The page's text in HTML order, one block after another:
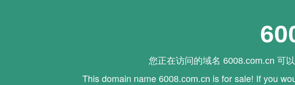
您正在访问的域名 6008.com.cn 可
This domain name 6008.com.cn is for sale! If you